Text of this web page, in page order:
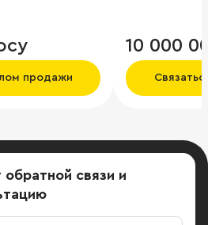
продажи
10 000
связи и